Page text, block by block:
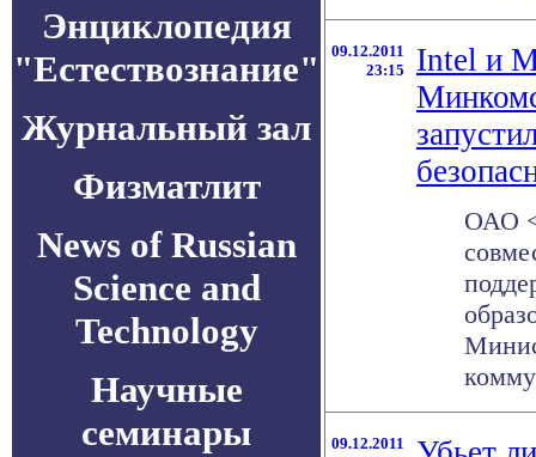
Энциклопедия
"Естествознание"
Журнальный зал
Физматлит
News of Russian
Science and
Technology
Научные
семинары
09.12.2011
23:15
Intel и
ОАО
09.12.2011